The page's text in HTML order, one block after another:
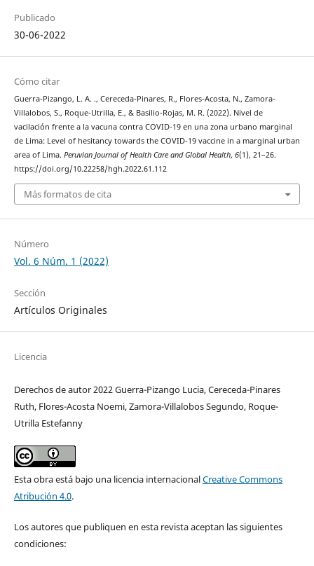
Publicado
30-06-2022
Cómo citar
Guerra-Pizango, L. A. ., Cereceda-Pinares, R., Flores-Acosta, N., Zamora-
Villalobos, S., Roque-Utrilla, E., & Basilio-Rojas, M. R. (2022). Nivel de
vacilación frente a la vacuna contra COVID-19 en una zona urbano marginal
de Lima: Level of hesitancy towards the COVID-19 vaccine in a marginal urban
area of Lima. Peruvian Journal of Health Care and Global Health, 6(1), 21–26.
https://doi.org/10.22258/hgh.2022.61.112
Más formatos de cita
Número
Vol. 6 Núm. 1 (2022)
Sección
Artículos Originales
Licencia
Derechos de autor 2022 Guerra-Pizango Lucia, Cereceda-Pinares
Ruth, Flores-Acosta Noemi, Zamora-Villalobos Segundo, Roque-
Utrilla Estefanny
Esta obra está bajo una licencia internacionalCreative Commons
Atribución 4.0.
Los autores que publiquen en esta revista aceptan las siguientes
condiciones: